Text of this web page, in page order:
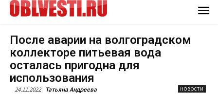
После аварии на волгоградском
коллекторе питьевая вода
осталась пригодна для
использования
24.11.2022 Татьяна Андреева НОВОСТИ